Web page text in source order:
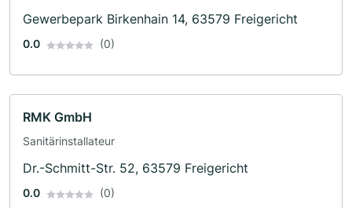
Gewerbepark Birkenhain 14, 63579 Freigericht
0.0 (0)
RMK GmbH
Sanitärinstallateur
Dr.-Schmitt-Str. 52, 63579 Freigericht
0.0 (0)